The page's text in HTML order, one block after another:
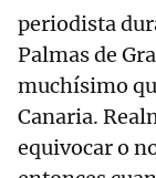
periodista
Palmas de
muchísimo
Canaria.
equivocar o